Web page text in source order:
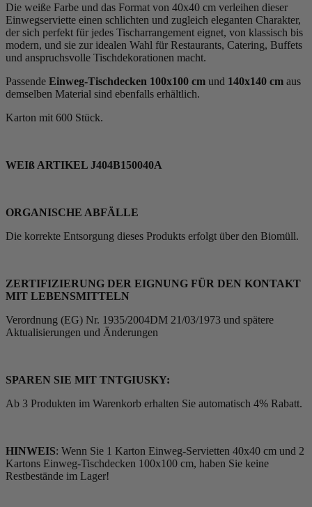
Die weiße Farbe und das Format von 40x40 cm verleihen dieser
Einwegserviette einen schlichten und zugleich eleganten Charakter,
der sich perfekt für jedes Tischarrangement eignet, von klassisch bis
modern, und sie zur idealen Wahl für Restaurants, Catering, Buffets
und anspruchsvolle Tischdekorationen macht.
Passende Einweg-Tischdecken 100x100 cm und 140x140 cm aus
demselben Material sind ebenfalls erhältlich.
Karton mit 600 Stück.
WEIß ARTIKEL J404B150040A
ORGANISCHE ABFÄLLE
Die korrekte Entsorgung dieses Produkts erfolgt über den Biomüll.
ZERTIFIZIERUNG DER EIGNUNG FÜR DEN KONTAKT
MIT LEBENSMITTELN
Verordnung (EG) Nr. 1935/2004DM 21/03/1973 und spätere
Aktualisierungen und Änderungen
SPAREN SIE MIT TNTGIUSKY:
Ab 3 Produkten im Warenkorb erhalten Sie automatisch 4% Rabatt.
HINWEIS: Wenn Sie 1 Karton Einweg-Servietten 40x40 cm und 2
Kartons Einweg-Tischdecken 100x100 cm, haben Sie keine
Restbestände im Lager!